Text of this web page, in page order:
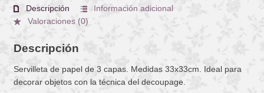
Descripción
Información adicional
Valoraciones (0)
Descripción
Servilleta de papel de 3 capas. Medidas 33x33cm. Ideal para
decorar objetos con la técnica del decoupage.